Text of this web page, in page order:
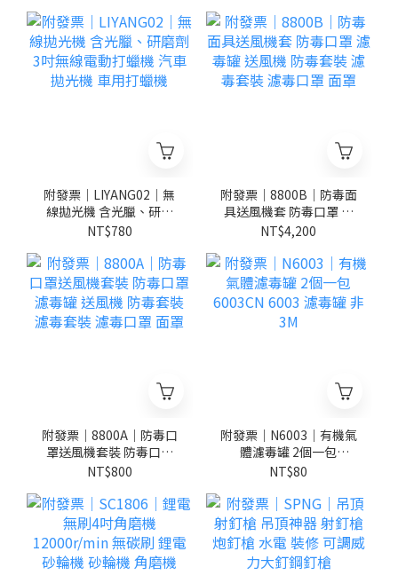
頭
附發票｜LIYANG02｜無
線拋光機 含光臘、研磨
劑 3吋無線電動打蠟機 汽
NT$780
附發票｜8800B｜防毒面
具送風機套 防毒口罩 濾
毒罐 送風機 防毒套裝 濾
毒套裝 濾毒口罩 面罩
NT$4,200
附發票｜8800A｜防毒口
罩送風機套裝 防毒口罩
濾毒罐 送風機 防毒套裝
NT$800
附發票｜N6003｜有機氣
體濾毒罐 2個一包
6003CN 6003 濾毒罐 非
NT$80